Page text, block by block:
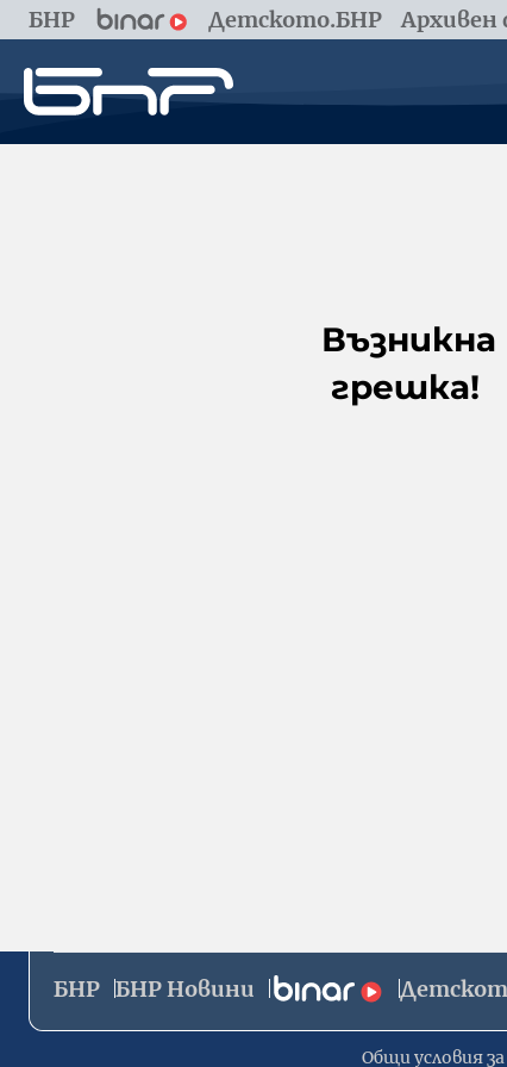
БНР Детското.БНР Архивен
Възникна
грешка!
БНР БНР Новини
Общи условия